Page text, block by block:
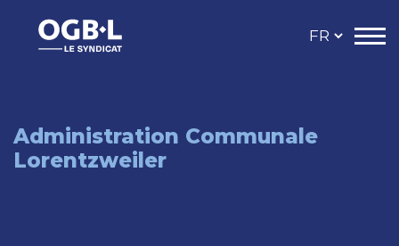
Administration Communale
Lorentzweiler